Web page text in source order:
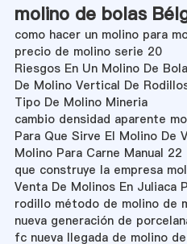
molino de bolas
como hacer un molino para
precio de molino serie 20
Riesgos En Un Molino De
De Molino Vertical De
Tipo De Molino Mineria
cambio densidad aparente
Para Que Sirve El Molino De
Molino Para Carne Manual 22
que construye la empresa
Venta De Molinos En Juliaca
rodillo método de molino de
nueva generación de
fc nueva llegada de molino